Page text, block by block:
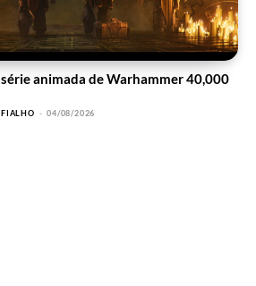
animada de Warhammer 40,000
- 04/08/2026